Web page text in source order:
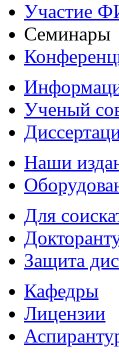
Участие
Семинары
Ученый
Наши
Для
Защита
Кафедры
Лицензии